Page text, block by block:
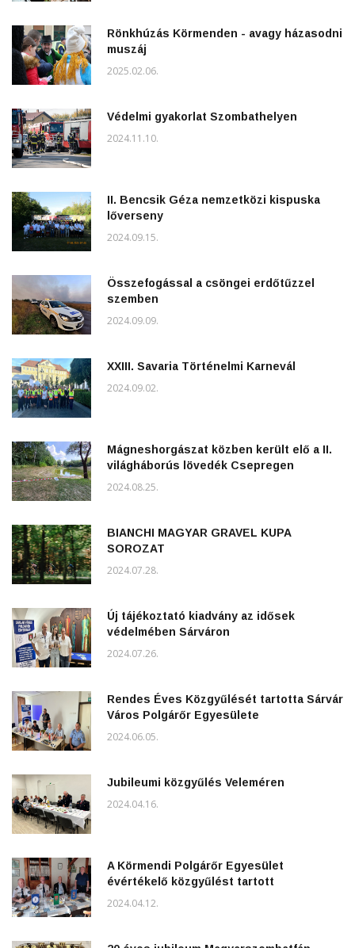
Rönkhúzás Körmenden - avagy házasodni
muszáj
2025.02.06.
Védelmi gyakorlat Szombathelyen
2024.11.10.
II. Bencsik Géza nemzetközi kispuska
lőverseny
2024.09.15.
Összefogással a csöngei erdőtűzzel
szemben
2024.09.09.
XXIII. Savaria Történelmi Karnevál
2024.09.02.
Mágneshorgászat közben került elő a II.
világháborús lövedék Csepregen
2024.08.25.
BIANCHI MAGYAR GRAVEL KUPA
SOROZAT
2024.07.28.
Új tájékoztató kiadvány az idősek
védelmében Sárváron
2024.07.26.
Rendes Éves Közgyűlését tartotta Sárvár
Város Polgárőr Egyesülete
2024.06.05.
Jubileumi közgyűlés Veleméren
2024.04.16.
A Körmendi Polgárőr Egyesület
évértékelő közgyűlést tartott
2024.04.12.